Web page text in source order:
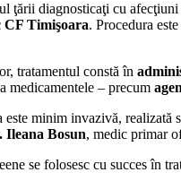
ţării diagnosticaţi cu
Timişoara. Procedura
tratamentul constă în
medicamentele – precum
este minim invazivă, realizată
Ileana Bosun, medic primar
se folosesc cu succes în